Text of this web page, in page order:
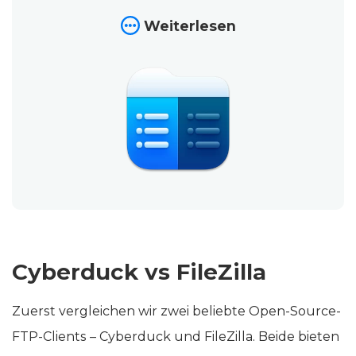
Weiterlesen
Cyberduck vs FileZilla
Zuerst vergleichen wir zwei beliebte Open-Source-
FTP-Clients – Cyberduck und FileZilla. Beide bieten